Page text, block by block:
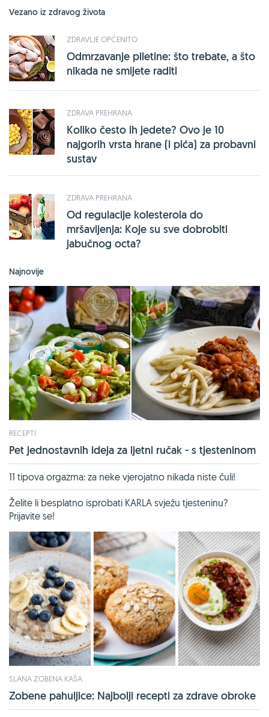
Vezano iz zdravog života
ZDRAVLJE OPĆENITO
Odmrzavanje piletine: što trebate, a što
nikada ne smijete raditi
ZDRAVA PREHRANA
Koliko često ih jedete? Ovo je 10
najgorih vrsta hrane (i pića) za probavni
sustav
ZDRAVA PREHRANA
Od regulacije kolesterola do
mršavljenja: Koje su sve dobrobiti
jabučnog octa?
Najnovije
RECEPTI
Pet jednostavnih ideja za ljetni ručak - s tjesteninom
11 tipova orgazma: za neke vjerojatno nikada niste čuli!
Želite li besplatno isprobati KARLA svježu tjesteninu?
Prijavite se!
SLANA ZOBENA KAŠA
Zobene pahuljice: Najbolji recepti za zdrave obroke